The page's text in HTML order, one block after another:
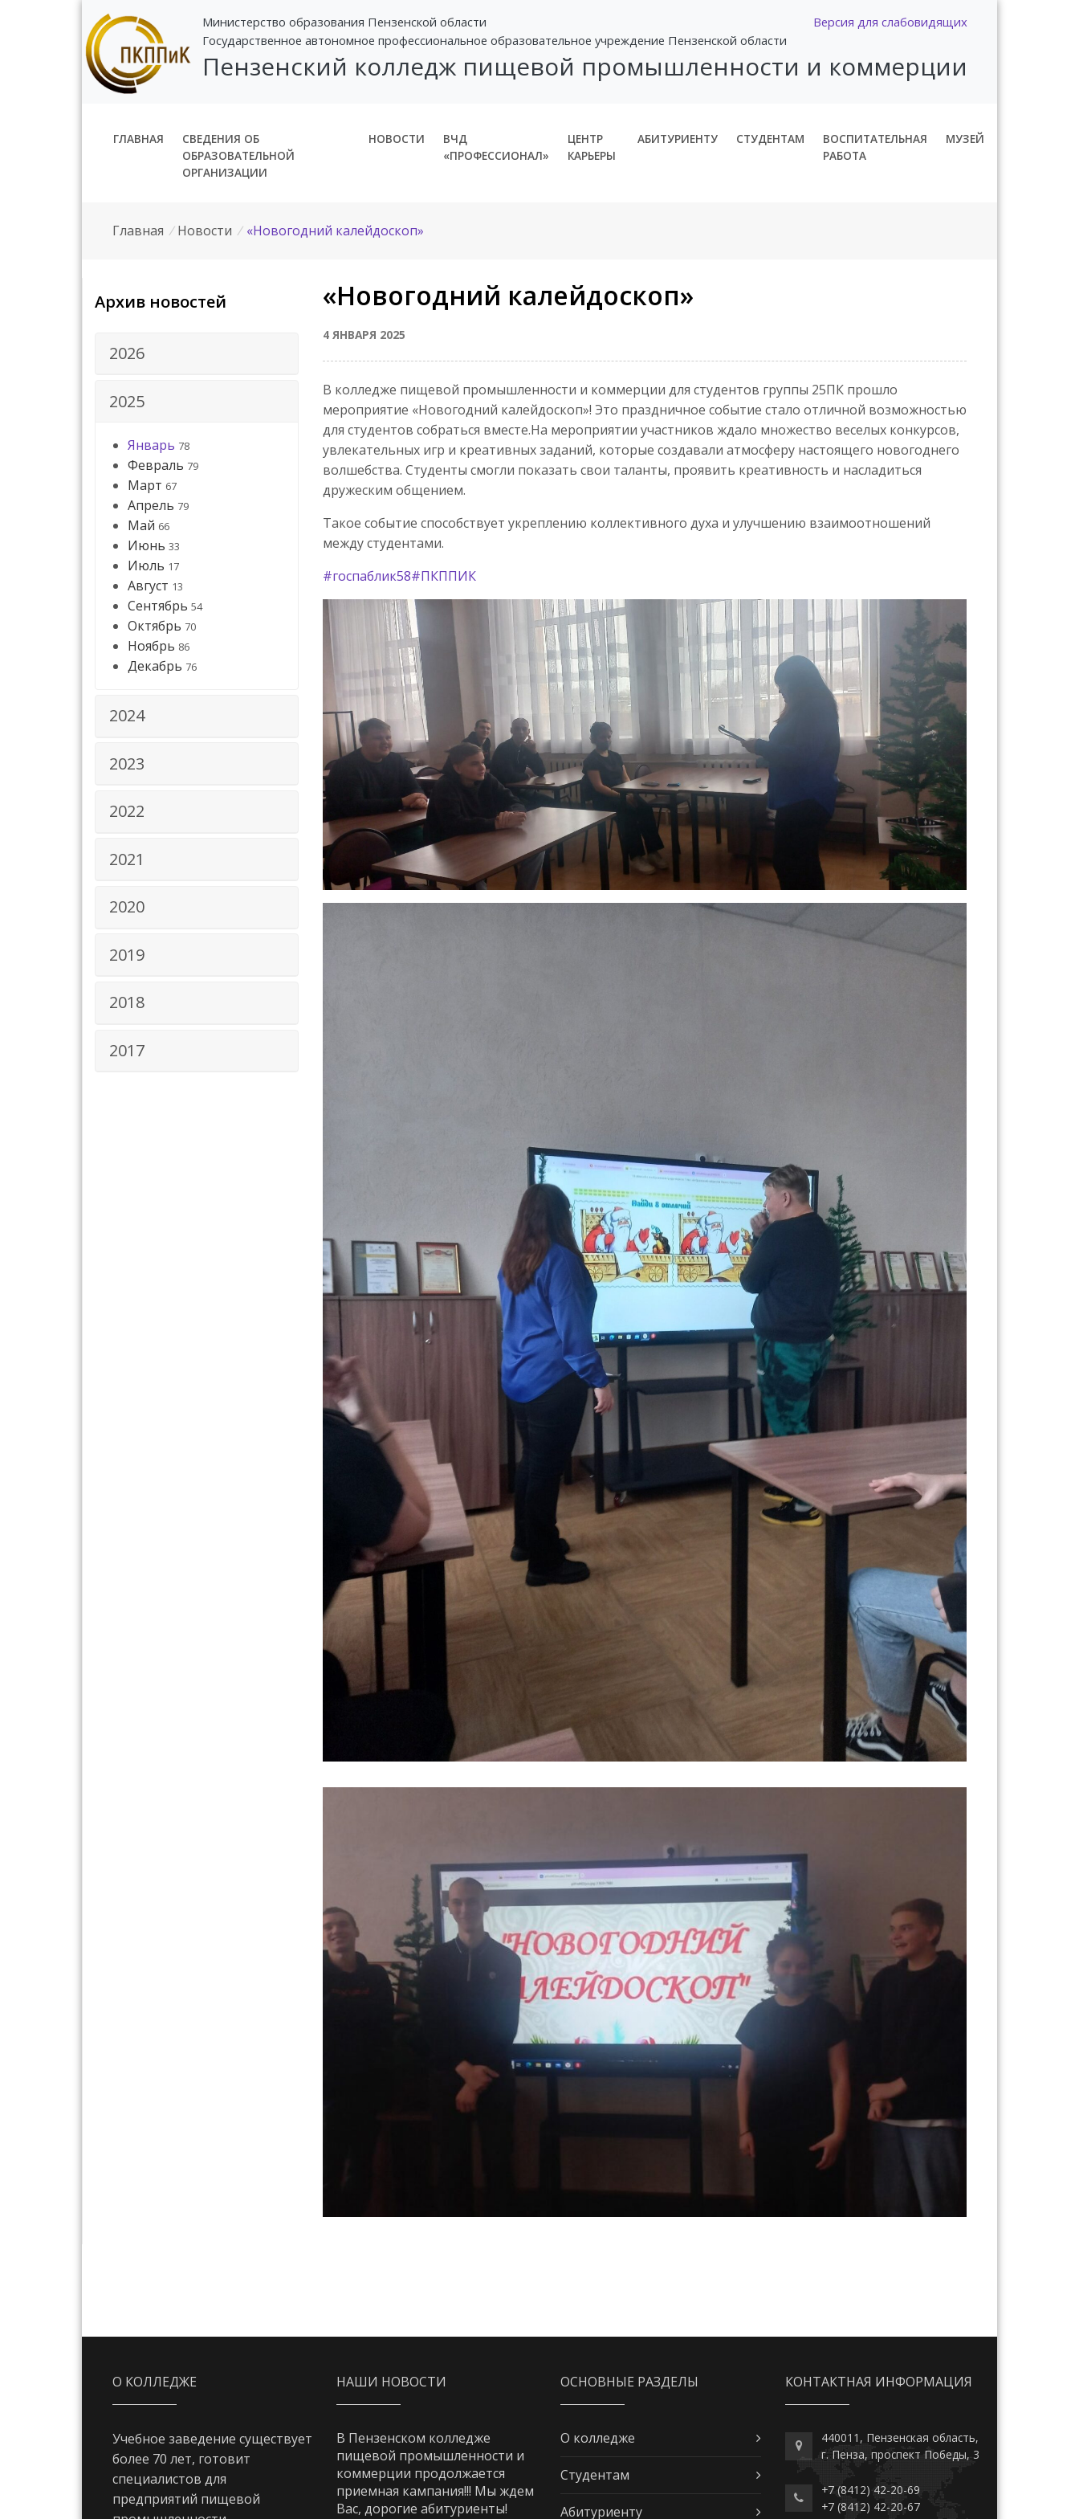
Версия для слабовидящих
Министерство образования Пензенской области
Государственное автономное профессиональное образовательное учреждение Пензенской области
Пензенский колледж пищевой промышленности и коммерции
ГЛАВНАЯ
СВЕДЕНИЯ ОБ
ОБРАЗОВАТЕЛЬНОЙ
ОРГАНИЗАЦИИ
НОВОСТИ
ВЧД
«ПРОФЕССИОНАЛ»
ЦЕНТР
КАРЬЕРЫ
АБИТУРИЕНТУ СТУДЕНТАМ
ВОСПИТАТЕЛЬНАЯ
РАБОТА
МУЗЕЙ
Главная / Новости / «Новогодний калейдоскоп»
Архив новостей
2026
2025
Январь 78
Февраль 79
Март 67
Апрель 79
Май 66
Июнь 33
Июль 17
Август 13
Сентябрь 54
Октябрь 70
Ноябрь 86
Декабрь 76
2024
2023
2022
2021
2020
2019
2018
2017
«Новогодний калейдоскоп»
4 ЯНВАРЯ 2025
В колледже пищевой промышленности и коммерции для студентов группы 25ПК прошло
мероприятие «Новогодний калейдоскоп»! Это праздничное событие стало отличной возможностью
для студентов собраться вместе.На мероприятии участников ждало множество веселых конкурсов,
увлекательных игр и креативных заданий, которые создавали атмосферу настоящего новогоднего
волшебства. Студенты смогли показать свои таланты, проявить креативность и насладиться
дружеским общением.
Такое событие способствует укреплению коллективного духа и улучшению взаимоотношений
между студентами.
#госпаблик58#ПКППИК
О КОЛЛЕДЖЕ
Учебное заведение существует
более 70 лет, готовит
специалистов для
предприятий пищевой
НАШИ НОВОСТИ
В Пензенском колледже
пищевой промышленности и
коммерции продолжается
приемная кампания!!! Мы ждем
Вас, дорогие абитуриенты!
ОСНОВНЫЕ РАЗДЕЛЫ
О колледже
Студентам
Абитуриенту
КОНТАКТНАЯ ИНФОРМАЦИЯ
440011, Пензенская область,
г. Пенза, проспект Победы, 3
+7 (8412) 42-20-69
+7 (8412) 42-20-67